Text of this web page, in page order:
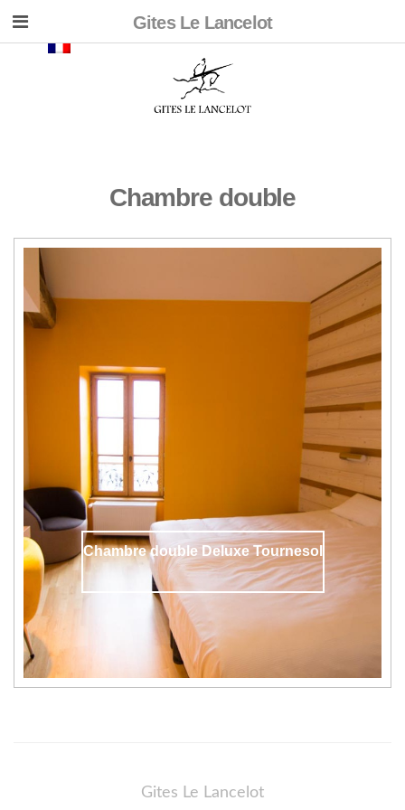
Gites Le Lancelot
Chambre double
Chambre double Deluxe Tournesol
Gites Le Lancelot